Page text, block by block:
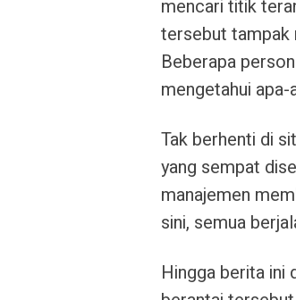
mencari titik
tersebut tampak
Beberapa
mengetahui
Tak berhenti di
yang sempat
manajemen
sini, semua
Hingga berita ini